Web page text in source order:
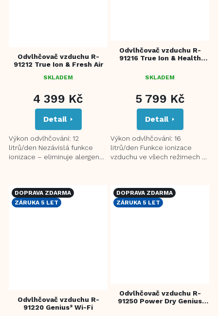
Odvlhčovač vzduchu R-
91212 True Ion & Fresh Air
PRŮMĚRNÉ
PRODUKTU
5
HVĚZDIČEK.
SKLADEM
4 399 Kč
Detail
Výkon odvlhčování: 12
litrů/den Nezávislá funkce
ionizace – eliminuje alergenní
Odvlhčovač vzduchu R-
91216 True Ion & Health
SKLADEM
5 799 Kč
Detail
Výkon odvlhčování: 16
litrů/den Funkce ionizace
vzduchu ve všech režimech -
DOPRAVA ZDARMA
ZÁRUKA 5 LET
Odvlhčovač vzduchu R-
91220 Genius² Wi-Fi
DOPRAVA ZDARMA
ZÁRUKA 5 LET
Odvlhčovač vzduchu R-
91250 Power Dry Genius